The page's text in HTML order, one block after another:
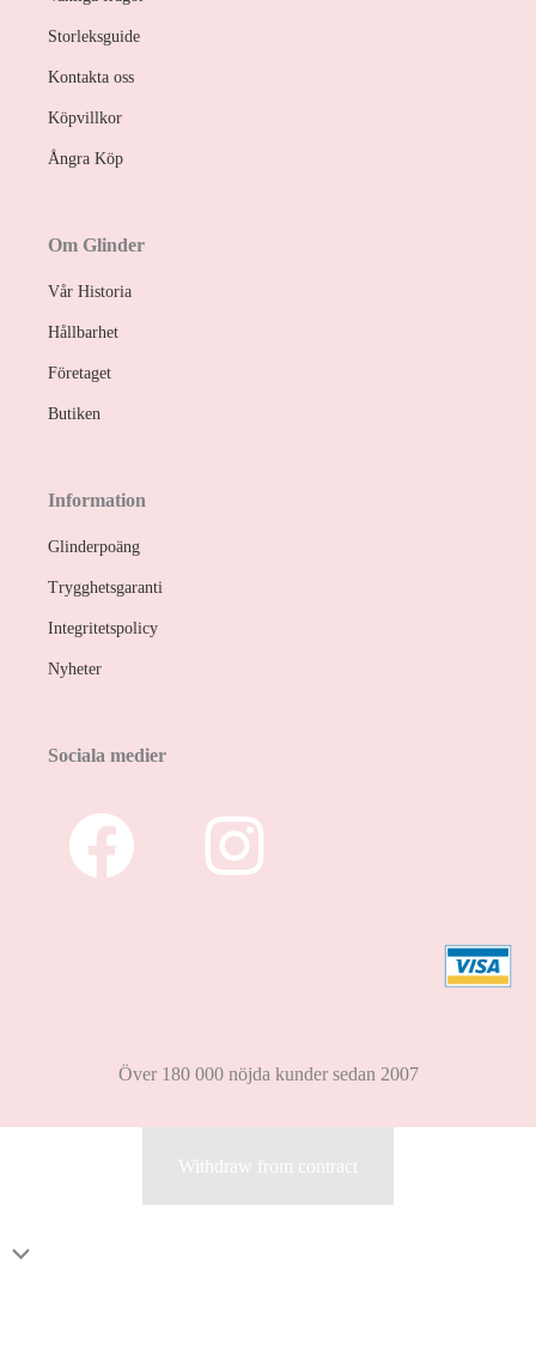
Storleksguide
Kontakta oss
Köpvillkor
Ångra Köp
Om Glinder
Vår Historia
Hållbarhet
Företaget
Butiken
Information
Glinderpoäng
Trygghetsgaranti
Integritetspolicy
Nyheter
Sociala medier
Över 180 000 nöjda kunder sedan 2007
Withdraw from contract